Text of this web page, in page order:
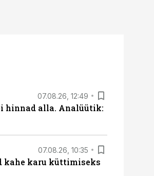
07.08.26, 12:49
hinnad alla. Analüütik:
07.08.26, 10:35
kahe karu küttimiseks